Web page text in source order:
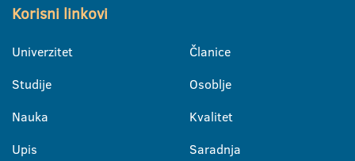
Korisni linkovi
Univerzitet
Studije
Nauka
Upis
Članice
Osoblje
Kvalitet
Saradnja